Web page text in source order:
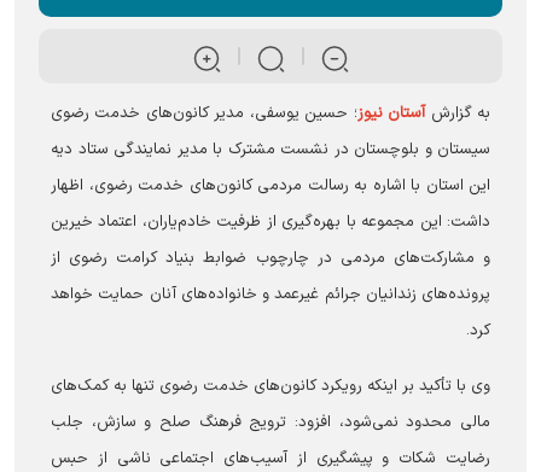
به گزارش آستان نیوز؛ حسین یوسفی، مدیر کانون‌های خدمت رضوی
سیستان و بلوچستان در نشست مشترک با مدیر نمایندگی ستاد دیه
این استان با اشاره به رسالت مردمی کانون‌های خدمت رضوی، اظهار
داشت: این مجموعه با بهره‌گیری از ظرفیت خادم‌یاران، اعتماد خیرین
و مشارکت‌های مردمی در چارچوب ضوابط بنیاد کرامت رضوی از
پرونده‌های زندانیان جرائم غیرعمد و خانواده‌های آنان حمایت خواهد
کرد.
وی با تأکید بر اینکه رویکرد کانون‌های خدمت رضوی تنها به کمک‌های
مالی محدود نمی‌شود، افزود: ترویج فرهنگ صلح و سازش، جلب
رضایت شکات و پیشگیری از آسیب‌های اجتماعی ناشی از حبس